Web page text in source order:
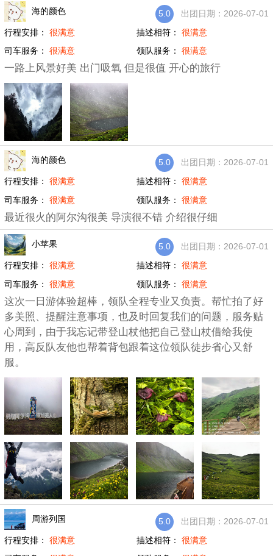
海的颜色 5.0
出团日期：2026-07-01
行程安排：很满意 描述相符： 很满意
司车服务：很满意 领队服务： 很满意
一路上风景好美 出门吸氧 但是很值 开心的旅行
海的颜色 5.0
出团日期：2026-07-01
行程安排：很满意 描述相符： 很满意
司车服务：很满意 领队服务： 很满意
最近很火的阿尔沟很美 导演很不错 介绍很仔细
小苹果 5.0
出团日期：2026-07-01
行程安排：很满意 描述相符： 很满意
司车服务：很满意 领队服务： 很满意
这次一日游体验超棒，领队全程专业又负责。帮忙拍了好
多美照、提醒注意事项，也及时回复我们的问题，服务贴
心周到，由于我忘记带登山杖他把自己登山杖借给我使
用，高反队友他也帮着背包跟着这位领队徒步省心又舒
服。
周游列国 5.0
出团日期：2026-07-01
行程安排：很满意 描述相符： 很满意